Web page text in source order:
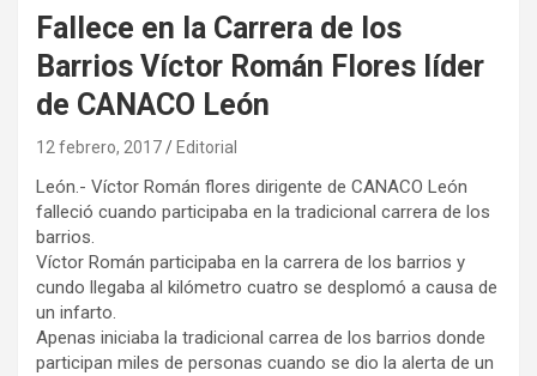
Fallece en la Carrera de los
Barrios Víctor Román Flores líder
de CANACO León
12 febrero, 2017 Editorial
León.- Víctor Román flores dirigente de CANACO León
falleció cuando participaba en la tradicional carrera de los
barrios.
Víctor Román participaba en la carrera de los barrios y
cundo llegaba al kilómetro cuatro se desplomó a causa de
un infarto.
Apenas iniciaba la tradicional carrea de los barrios donde
participan miles de personas cuando se dio la alerta de un